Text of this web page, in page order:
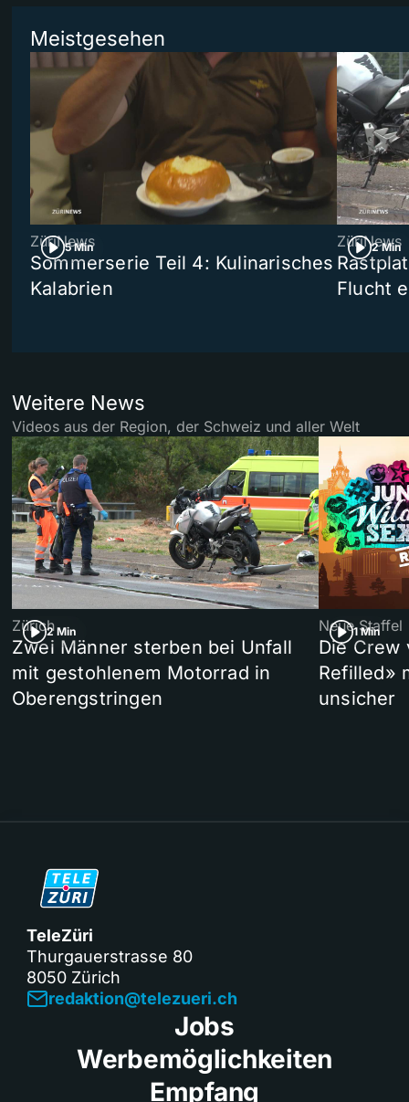
Meistgesehen
5 Min
ZüriNews
Sommerserie Teil 4: Kulinarisches
Kalabrien
2 Min
ZüriNews
Flucht
Weitere News
Videos aus der Region, der Schweiz und aller Welt
2 Min
Zürich
Zwei Männer sterben bei Unfall
mit gestohlenem Motorrad in
Oberengstringen
1 Min
Neue Staffel
Die Crew
Refilled»
unsicher
TeleZüri
Thurgauerstrasse 80
8050 Zürich
redaktion@telezueri.ch
Jobs
Werbemöglichkeiten
Empfang